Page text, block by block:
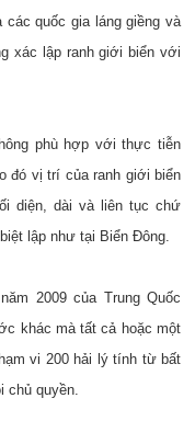
quốc gia láng giềng và
xác lập ranh giới biển với
phù hợp với thực tiễn
đó vị trí của ranh giới biển
diện, dài và liên tục chứ
lập như tại Biển Đông.
2009 của Trung Quốc
khác mà tất cả hoặc một
vi 200 hải lý tính từ bất
chủ quyền.